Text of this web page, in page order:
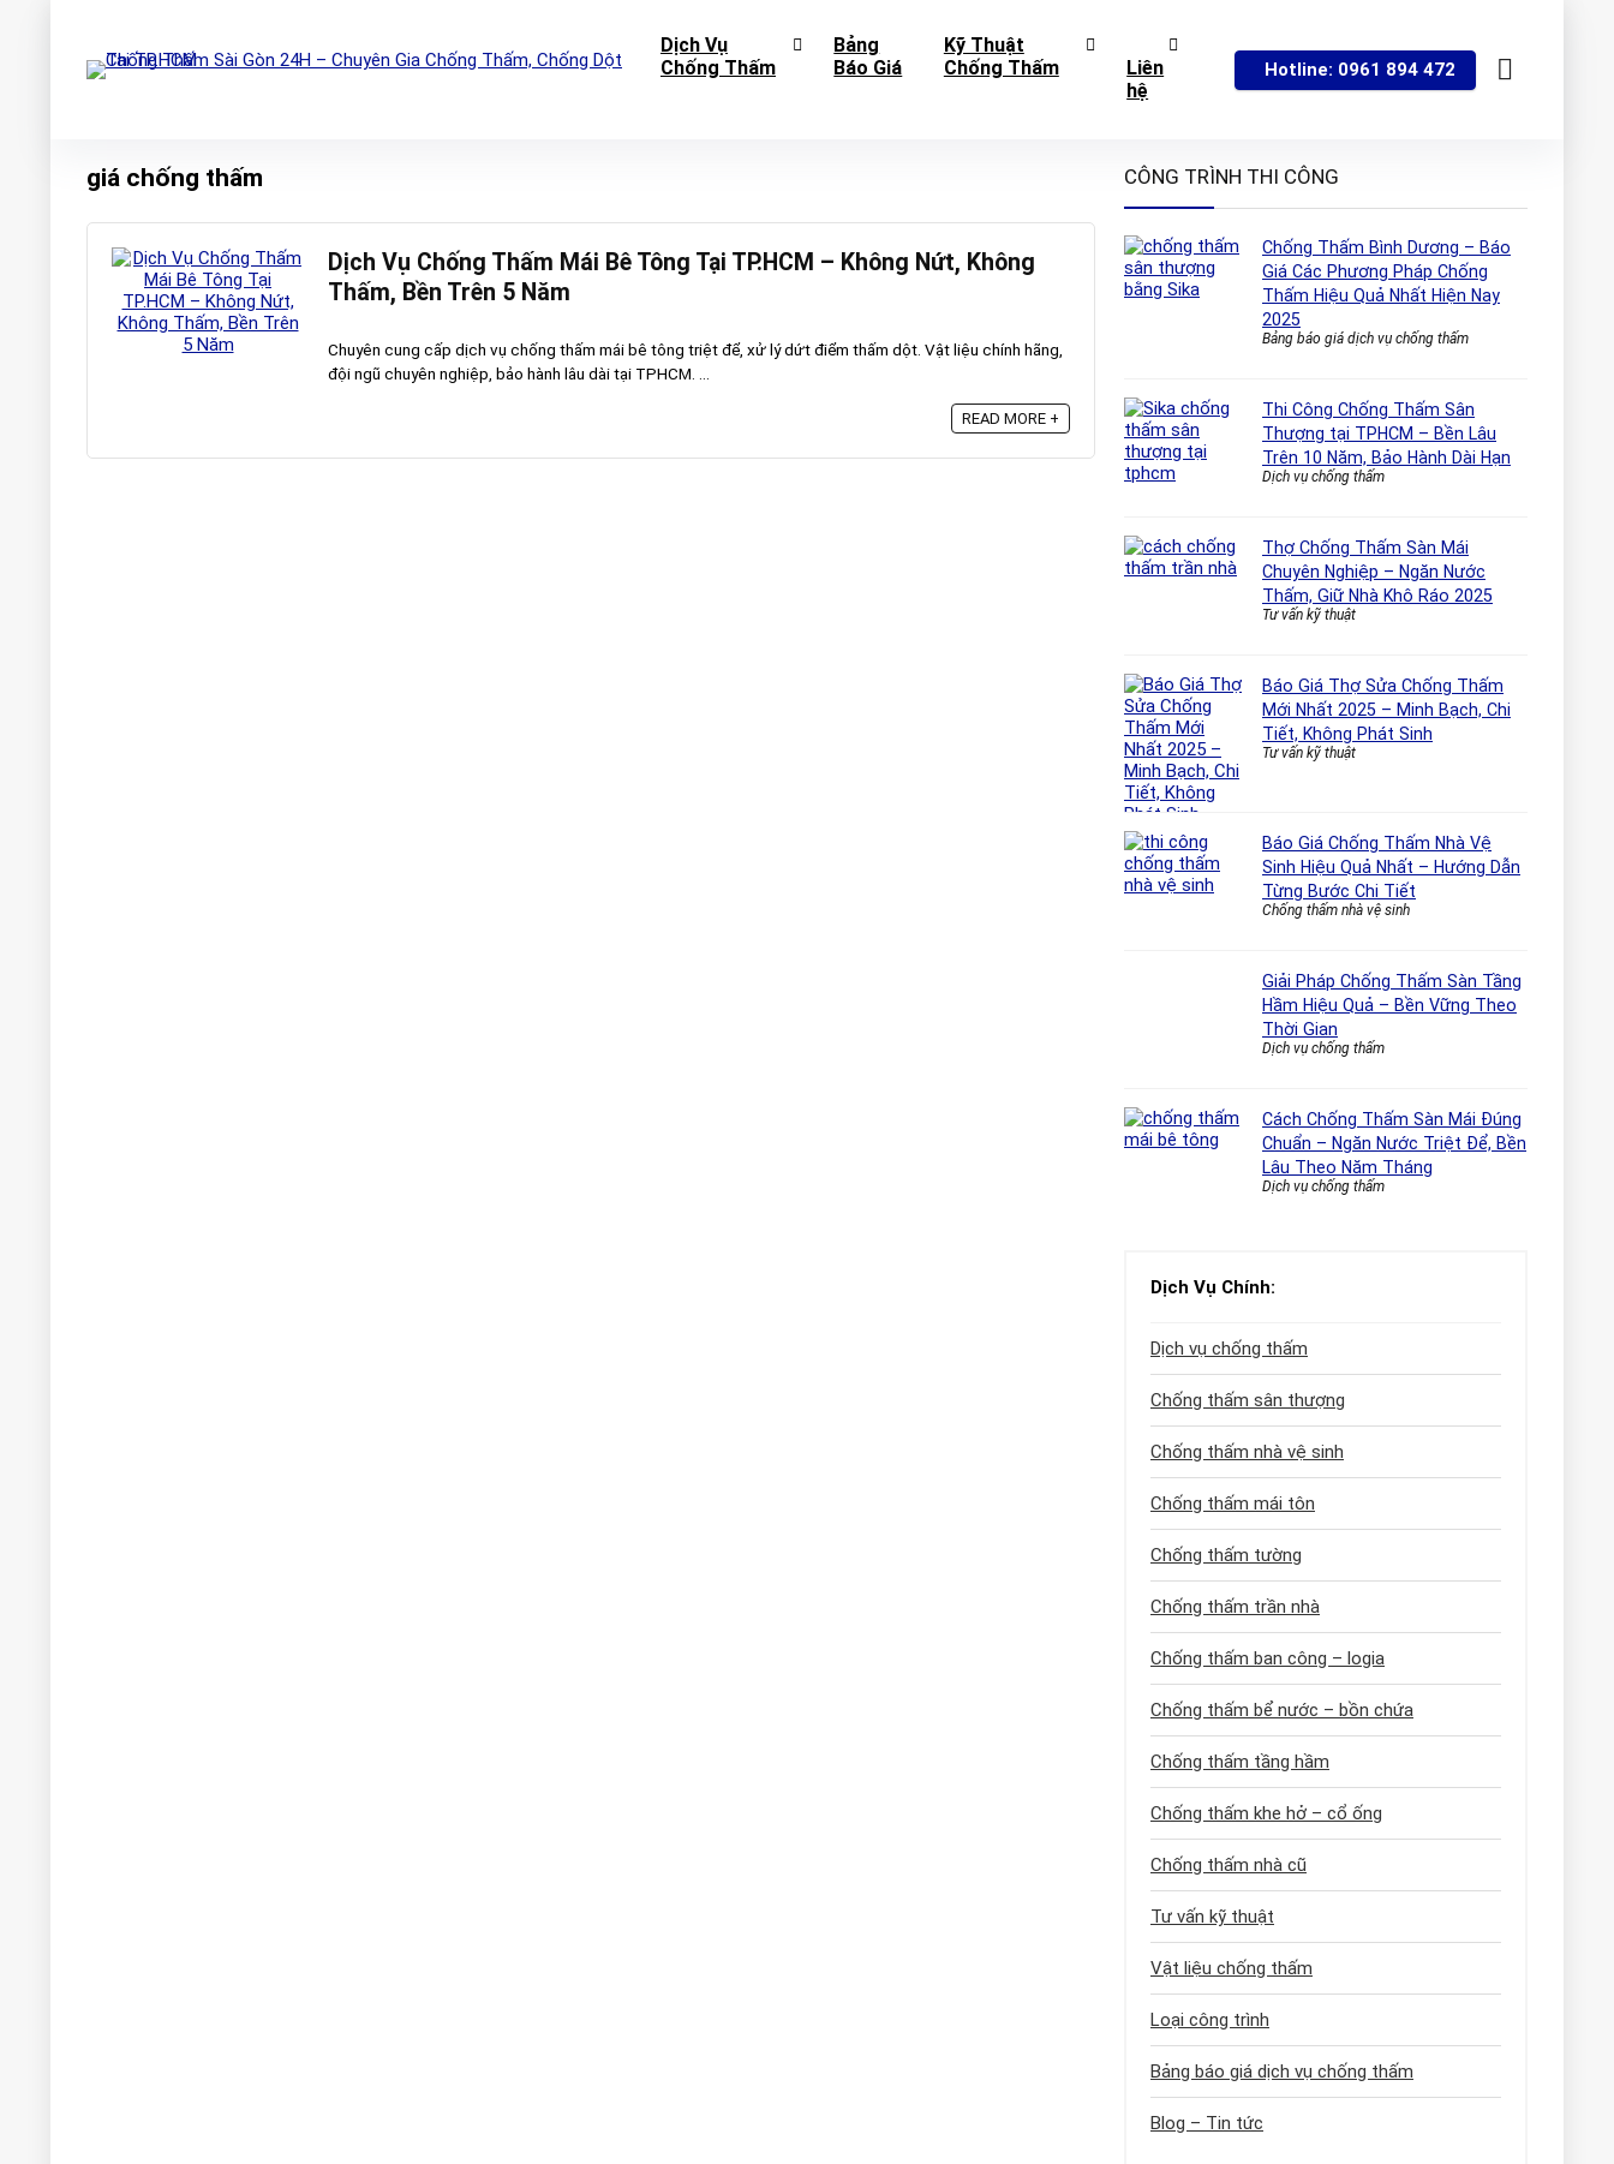
Dịch Vụ
Chống Thấm
Bảng
Báo Giá
Kỹ Thuật
Chống Thấm
Liên
hệ
Hotline: 0961 894 472
giá chống thấm
Dịch Vụ Chống Thấm Mái Bê Tông Tại TP.HCM – Không Nứt, Không
Thấm, Bền Trên 5 Năm
Chuyên cung cấp dịch vụ chống thấm mái bê tông triệt để, xử lý dứt điểm thấm dột. Vật liệu chính hãng,
đội ngũ chuyên nghiệp, bảo hành lâu dài tại TPHCM. ...
READ MORE +
CÔNG TRÌNH THI CÔNG
Chống Thấm Bình Dương – Báo
Giá Các Phương Pháp Chống
Thấm Hiệu Quả Nhất Hiện Nay
2025
Bảng báo giá dịch vụ chống thấm
Thi Công Chống Thấm Sân
Thượng tại TPHCM – Bền Lâu
Trên 10 Năm, Bảo Hành Dài Hạn
Dịch vụ chống thấm
Thợ Chống Thấm Sàn Mái
Chuyên Nghiệp – Ngăn Nước
Thấm, Giữ Nhà Khô Ráo 2025
Tư vấn kỹ thuật
Báo Giá Thợ Sửa Chống Thấm
Mới Nhất 2025 – Minh Bạch, Chi
Tiết, Không Phát Sinh
Tư vấn kỹ thuật
Báo Giá Chống Thấm Nhà Vệ
Sinh Hiệu Quả Nhất – Hướng Dẫn
Từng Bước Chi Tiết
Chống thấm nhà vệ sinh
Giải Pháp Chống Thấm Sàn Tầng
Hầm Hiệu Quả – Bền Vững Theo
Thời Gian
Dịch vụ chống thấm
Cách Chống Thấm Sàn Mái Đúng
Chuẩn – Ngăn Nước Triệt Để, Bền
Lâu Theo Năm Tháng
Dịch vụ chống thấm
Dịch Vụ Chính:
Dịch vụ chống thấm
Chống thấm sân thượng
Chống thấm nhà vệ sinh
Chống thấm mái tôn
Chống thấm tường
Chống thấm trần nhà
Chống thấm ban công – logia
Chống thấm bể nước – bồn chứa
Chống thấm tầng hầm
Chống thấm khe hở – cổ ống
Chống thấm nhà cũ
Tư vấn kỹ thuật
Vật liệu chống thấm
Loại công trình
Bảng báo giá dịch vụ chống thấm
Blog – Tin tức